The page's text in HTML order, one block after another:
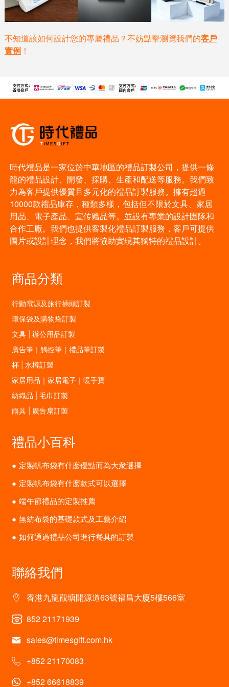
不知道該如何設計您的專屬禮品？不妨點擊瀏覽我們的客戶
實例！
時代禮品是一家位於中華地區的禮品訂製公司，提供一條
龍的禮品設計、開發、採購、生產和配送等服務。我們致
力為客戶提供優質且多元化的禮品訂製服務。擁有超過
10000款禮品庫存，種類多樣，包括但不限於文具、家居
用品、電子產品、宣传赠品等。並設有專業的設計團隊和
合作工廠。我們也提供客製化禮品訂製服務，客戶可提供
圖片或設計理念，我們將協助實現其獨特的禮品設計。
商品分類
行動電源及旅行插頭訂製
環保袋及購物袋訂製
文具 | 辦公用品訂製
廣告筆｜觸控筆｜禮品筆訂製
杯 | 水樽訂製
家居用品｜家居電子｜暖手寶
紡織品 | 毛巾訂製
雨具 | 廣告扇訂製
禮品小百科
定製帆布袋有什麽優點而為大衆選擇
定製帆布袋有什麽款式可以選擇
端午節禮品的定製推薦
無紡布袋的基礎款式及工藝介紹
如何通過禮品公司進行餐具的訂製
聯絡我們
香港九龍觀塘開源道63號福昌大廈5樓566室
852 21171939
sales@timesgift.com.hk
+852 21170083
+852 66618839